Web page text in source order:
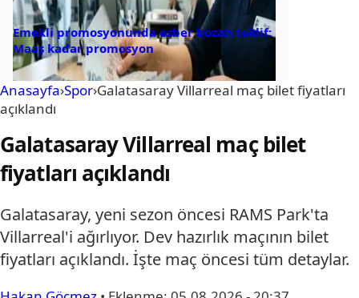
Emekli promosyonunda ezber bozan teklif:
Maaş kadar promosyon
Anasayfa›Spor›Galatasaray Villarreal maç bilet fiyatları
açıklandı
Galatasaray Villarreal maç bilet
fiyatları açıklandı
Galatasaray, yeni sezon öncesi RAMS Park'ta
Villarreal'i ağırlıyor. Dev hazırlık maçının bilet
fiyatları açıklandı. İşte maç öncesi tüm detaylar.